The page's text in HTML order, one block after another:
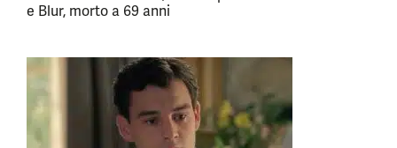
e Blur, morto a 69 anni